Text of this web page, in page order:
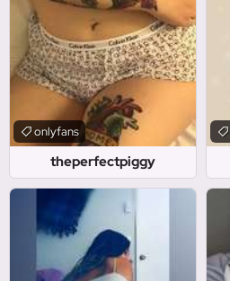
theperfectpiggy
onlyfans